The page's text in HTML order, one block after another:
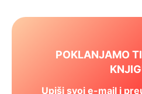
POKLANJAMO
Upiši svoj e-mail i